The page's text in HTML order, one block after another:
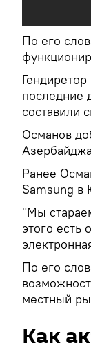
По его
последние
составили
Османов
Ранее
Samsung в
"Мы
этого есть
По его
местный
Как